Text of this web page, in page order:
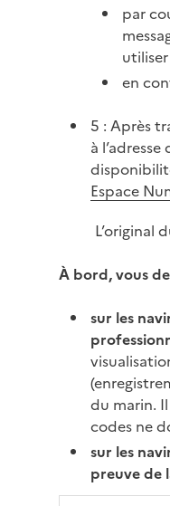
par
en
5 : Après
à
Espace
L’original
À bord, vous
sur les
du marin.
codes ne
sur les
preuve de